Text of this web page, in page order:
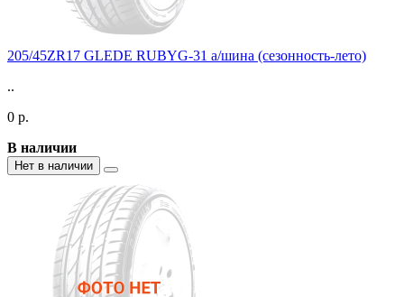
205/45ZR17 GLEDE RUBYG-31 а/шина (сезонность-лето)
..
0 р.
В наличии
Нет в наличии